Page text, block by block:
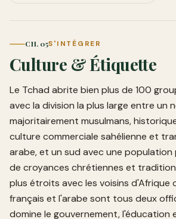
CH. 05S'INTÉGRER
Culture & Étiquette
Le Tchad abrite bien plus de 100
avec la division la plus large entre un
majoritairement musulmans,
culture commerciale sahélienne et
arabe, et un sud avec une population
de croyances chrétiennes et
plus étroits avec les voisins d'Afrique
français et l'arabe sont tous deux
domine le gouvernement, l'éducation